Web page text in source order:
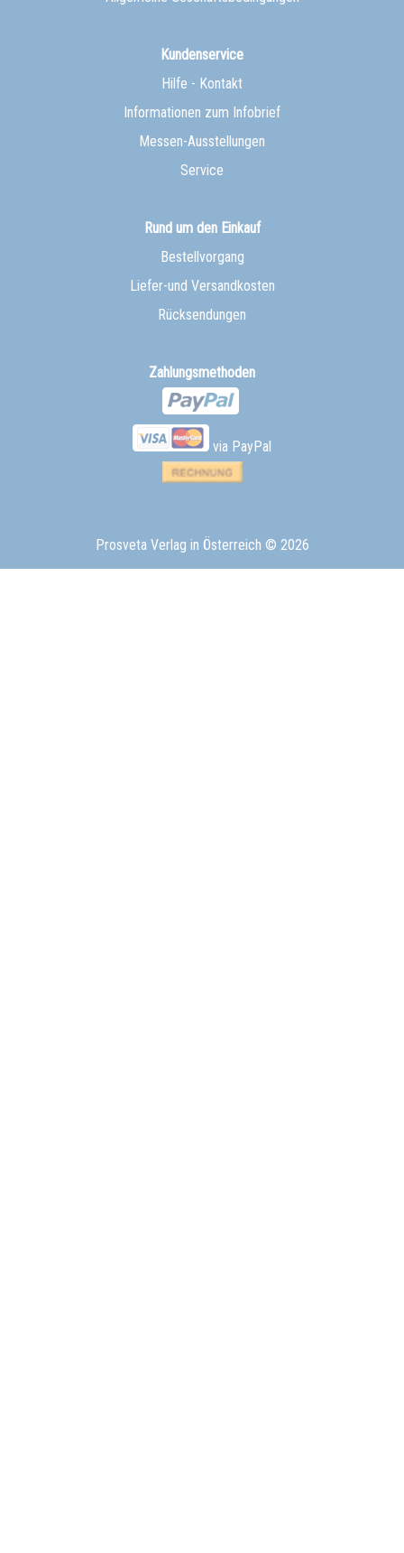
Kundenservice
Hilfe - Kontakt
Informationen zum Infobrief
Messen-Ausstellungen
Service
Rund um den Einkauf
Bestellvorgang
Liefer-und Versandkosten
Rücksendungen
Zahlungsmethoden
via PayPal
Prosveta Verlag in Österreich © 2026